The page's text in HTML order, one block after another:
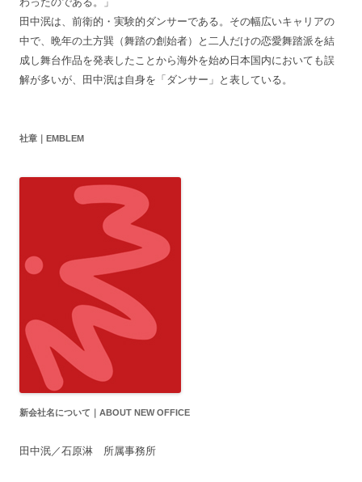
田中泯は、前衛的・実験的ダンサーである。その幅広いキャリアの
中で、晩年の土方巽（舞踏の創始者）と二人だけの恋愛舞踏派を結
成し舞台作品を発表したことから海外を始め日本国内においても誤
解が多いが、田中泯は自身を「ダンサー」と表している。
社章｜EMBLEM
新会社名について｜ABOUT NEW OFFICE
田中泯／石原淋 所属事務所